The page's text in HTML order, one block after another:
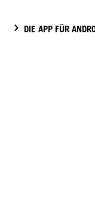
DIE APP FÜR